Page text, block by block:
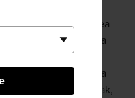
Menara Pengawas
Dunia Surgawi. Area
berwarna-warni, gua
Tsutenkyo, atau
yang diberi nama
Gajah, Batu Katak,